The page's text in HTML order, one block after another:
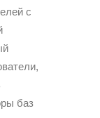
с
баз